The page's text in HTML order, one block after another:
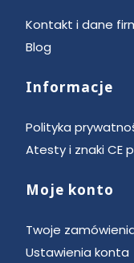
Kontakt i dane
Blog
Informacje
Polityka
Atesty i znaki CE
Moje konto
Twoje
Ustawienia konta